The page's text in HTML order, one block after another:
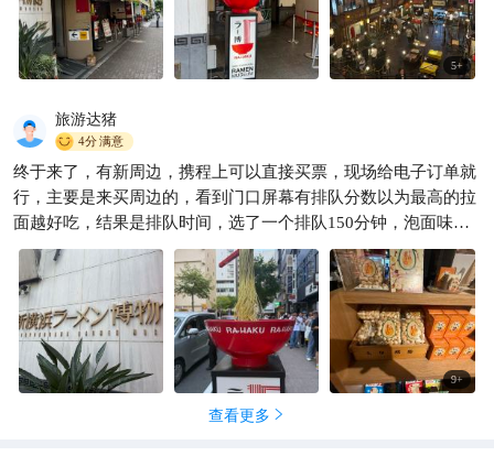
就是「一次吃遍日本各地顶尖拉面」的狂欢体验。馆内精选常驻
8到9家来自北海道、东京、九州等地的代表性名店。强烈推荐你
一定要点「迷你拉面」，让你一餐就能攻略2到3家，不用南北奔
历史展览区，你还可以在「拉博SUGOMEN LAB」用手机照片制
作独一无二的专属杯面（约600日圆），或是预约「青竹打面」
体验，亲手用传统技法制作拉面面条。 交通也是超级方便。从
JR或地铁「新横滨站」步行约5分钟就到了！门票成人450日圆、
儿童与长者100日圆。开放时间平日为11:00至21:00，周末假日
「先买门票进场，拉面再另外付钱」。知名店家排队是常态，建
议避开中午用餐尖峰时段。地下空间较密闭，有少数人反映会闻
到汤头气味，敏感体质可以先有心理准备。此外，这里和横滨港
边的「合味道杯面博物馆」是两个完全不同的地方，出发前记得
确认目的地是「新横滨站」这一间。 整体来说，新横滨拉面博物
馆是一个兼具「复古拍照、美食巡礼、好玩体验」的完美景点。
那个穿梭在昭和街头的穿越感、一次尝遍南北拉面的满足感，还
5+
旅游达猪
4分满意
终于来了，有新周边，携程上可以直接买票，现场给电子订单就
行，主要是来买周边的，看到门口屏幕有排队分数以为最高的拉
面越好吃，结果是排队时间，选了一个排队150分钟，泡面味道
不好吃，排队要先去预约号码会发到邮箱，然后提醒你再去排
队，太无语了，拉面其实一般还不如附近其它店，建议买买周边
就行了，面真的没必要吃，而且博物馆有一股臭味，不知道是猪
汤臭味还是甘水臭味！
9+
查看更多 